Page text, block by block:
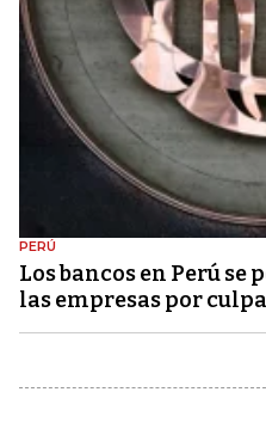
PERÚ
Los bancos en Perú
las empresas por